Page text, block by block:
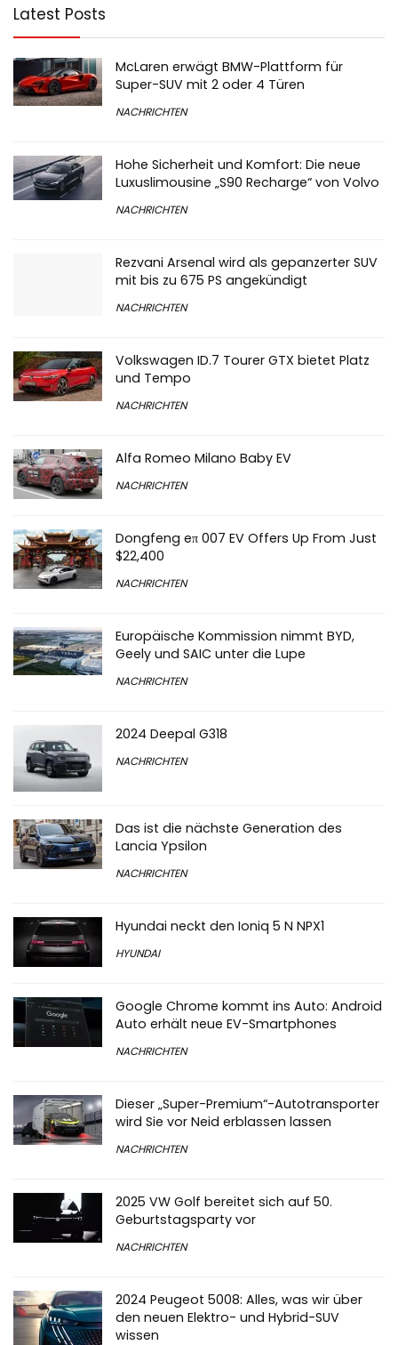
Latest Posts
McLaren erwägt BMW-Plattform für
Super-SUV mit 2 oder 4 Türen
NACHRICHTEN
Hohe Sicherheit und Komfort: Die neue
Luxuslimousine „S90 Recharge“ von Volvo
NACHRICHTEN
Rezvani Arsenal wird als gepanzerter SUV
mit bis zu 675 PS angekündigt
NACHRICHTEN
Volkswagen ID.7 Tourer GTX bietet Platz
und Tempo
NACHRICHTEN
Alfa Romeo Milano Baby EV
NACHRICHTEN
Dongfeng eπ 007 EV Offers Up From Just
$22,400
NACHRICHTEN
Europäische Kommission nimmt BYD,
Geely und SAIC unter die Lupe
NACHRICHTEN
2024 Deepal G318
NACHRICHTEN
Das ist die nächste Generation des
Lancia Ypsilon
NACHRICHTEN
Hyundai neckt den Ioniq 5 N NPX1
HYUNDAI
Google Chrome kommt ins Auto: Android
Auto erhält neue EV-Smartphones
NACHRICHTEN
Dieser „Super-Premium“-Autotransporter
wird Sie vor Neid erblassen lassen
NACHRICHTEN
2025 VW Golf bereitet sich auf 50.
Geburtstagsparty vor
NACHRICHTEN
2024 Peugeot 5008: Alles, was wir über
den neuen Elektro- und Hybrid-SUV
wissen